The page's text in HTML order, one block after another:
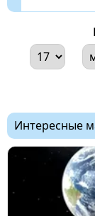
Интересные